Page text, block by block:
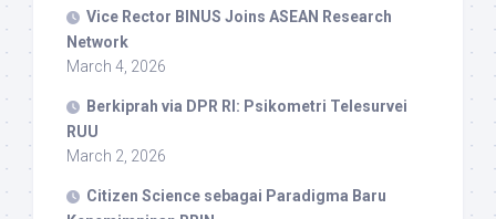
Vice Rector BINUS Joins ASEAN Research
Network
March 4, 2026
Berkiprah via DPR RI: Psikometri Telesurvei
RUU
March 2, 2026
Citizen Science sebagai Paradigma Baru